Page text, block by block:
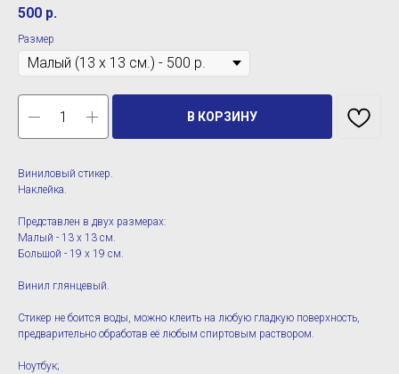
500 р.
Размер
В КОРЗИНУ
Виниловый стикер.
Наклейка.
Представлен в двух размерах:
Малый - 13 х 13 см.
Большой - 19 х 19 см.
Винил глянцевый.
Стикер не боится воды, можно клеить на любую гладкую поверхность,
предварительно обработав её любым спиртовым раствором.
Ноутбук;